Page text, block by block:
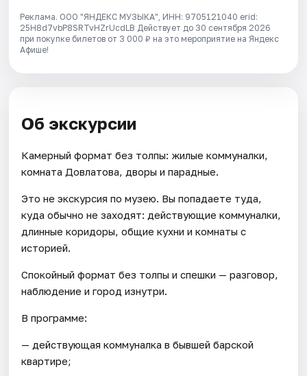
Реклама. ООО "ЯНДЕКС МУЗЫКА", ИНН: 9705121040 erid:
25H8d7vbP8SRTvHZrUcdLB Действует до 30 сентября 2026
при покупке билетов от 3 000 ₽ на это мероприятие на Яндекс
Афише!
Об экскурсии
Камерный формат без толпы: жилые коммуналки,
комната Довлатова, дворы и парадные.
Это не экскурсия по музею. Вы попадаете туда,
куда обычно не заходят: действующие коммуналки,
длинные коридоры, общие кухни и комнаты с
историей.
Спокойный формат без толпы и спешки — разговор,
наблюдение и город изнутри.
В программе:
— действующая коммуналка в бывшей барской
квартире;